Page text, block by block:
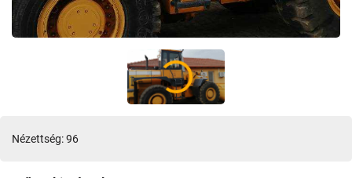
Nézettség: 96